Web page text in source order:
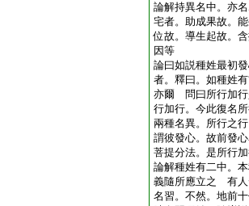
論解持異名中。亦
宅者。助成果故。
位故。導生起故。
因等
論曰如説種姓最初
者。釋曰。如種姓
亦爾 問曰所行加行
行加行。今此復名
兩種名異。所行之
謂彼發心。故前發
菩提分法。是所行
論解種姓有二中。
義隨所應立之 有人
名習。不然。地前